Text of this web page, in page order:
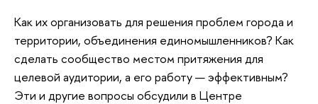
Как их организовать для решения проблем города и
территории, объединения единомышленников? Как
сделать сообщество местом притяжения для
целевой аудитории, а его работу — эффективным?
Эти и другие вопросы обсудили в Центре